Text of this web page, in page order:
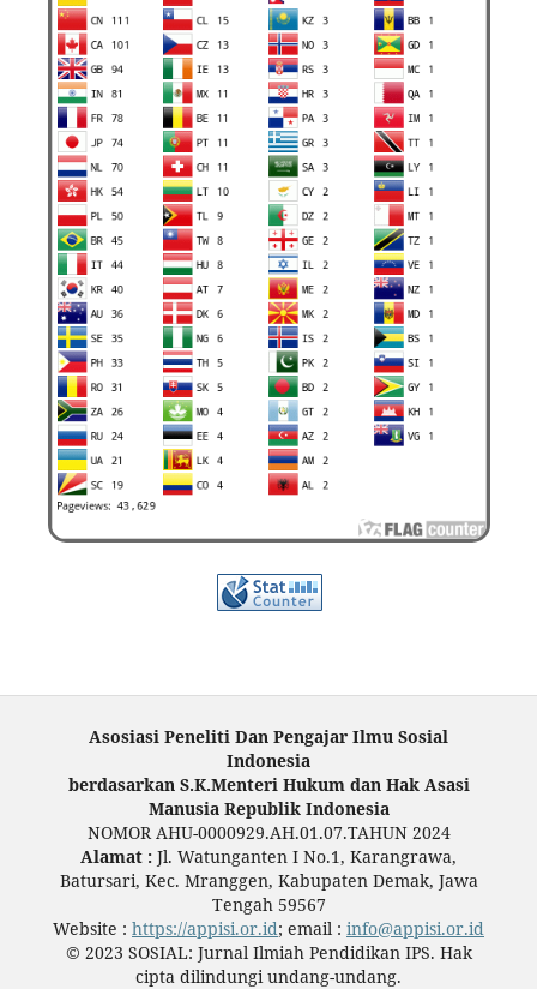
Asosiasi Peneliti Dan Pengajar Ilmu Sosial
Indonesia
berdasarkan S.K.Menteri Hukum dan Hak Asasi
Manusia Republik Indonesia
NOMOR AHU-0000929.AH.01.07.TAHUN 2024
Alamat : Jl. Watunganten I No.1, Karangrawa,
Batursari, Kec. Mranggen, Kabupaten Demak, Jawa
Tengah 59567
Website : https://appisi.or.id; email : info@appisi.or.id
© 2023 SOSIAL: Jurnal Ilmiah Pendidikan IPS. Hak
cipta dilindungi undang-undang.